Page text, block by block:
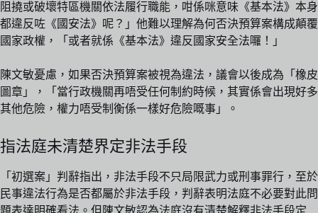
阻撓或破壞特區機關依法履行職能，咁係咪意味《基本法》本身
都違反咗《國安法》呢？」他難以理解為何否決預算案構成顛覆
國家政權，「或者就係《基本法》違反國家安全法囉！」
陳文敏憂慮，如果否決預算案被視為違法，議會以後成為「橡皮
圖章」，「當行政機關再唔受任何制約時候，其實係會出現好多
其他危險，權力唔受制衡係一樣好危險嘅事」。
指法庭未清楚界定非法手段
「初選案」判辭指出，非法手段不只局限武力或刑事罪行，至於
民事違法行為是否都屬於非法手段，判辭表明法庭不必要對此問